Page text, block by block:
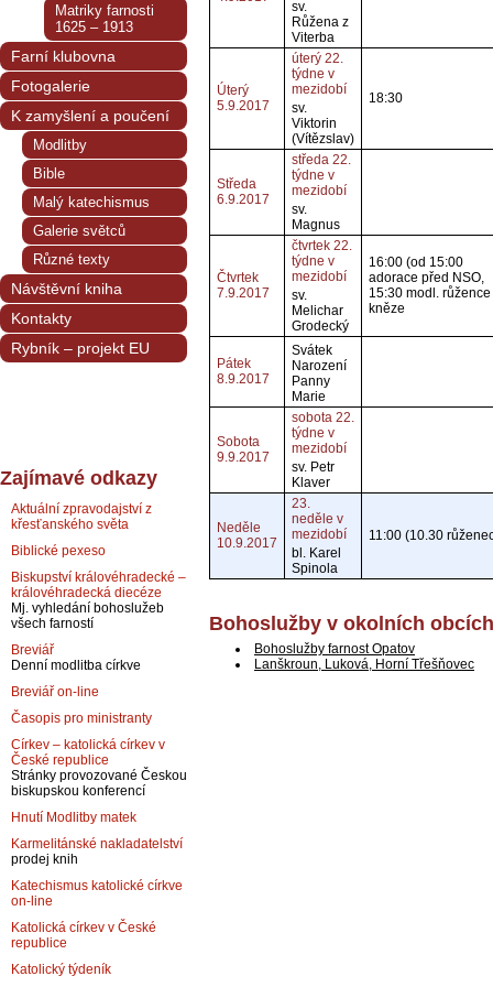
sv.
Růžena z
Viterba
Úterý
5.9.2017
úterý 22.
týdne v
mezidobí
sv.
Viktorin
(Vítězslav)
18:30
Středa
6.9.2017
středa 22.
týdne v
mezidobí
sv.
Magnus
Čtvrtek
7.9.2017
čtvrtek 22.
týdne v
mezidobí
sv.
Melichar
Grodecký
16:00 (od 15:00
adorace před NSO,
15:30 modl.
kněze
Pátek
8.9.2017
Svátek
Narození
Panny
Marie
Sobota
9.9.2017
sobota 22.
týdne v
mezidobí
sv. Petr
Klaver
Neděle
10.9.2017
23.
neděle v
mezidobí
bl. Karel
Spinola
11:00 (10.30
Bohoslužby v okolních obcích
Bohoslužby farnost Opatov
Lanškroun, Luková, Horní Třešňovec
Matriky farnosti
1625 – 1913
Farní klubovna
Fotogalerie
K zamyšlení a poučení
Modlitby
Bible
Malý katechismus
Galerie světců
Různé texty
Návštěvní kniha
Kontakty
Rybník – projekt EU
Zajímavé odkazy
Aktuální zpravodajství z
křesťanského světa
Biblické pexeso
Biskupství královéhradecké –
královéhradecká diecéze
Mj. vyhledání bohoslužeb
všech farností
Breviář
Denní modlitba církve
Breviář on-line
Časopis pro ministranty
Církev – katolická církev v
České republice
Stránky provozované Českou
biskupskou konferencí
Hnutí Modlitby matek
Karmelitánské nakladatelství
prodej knih
Katechismus katolické církve
on-line
Katolická církev v České
republice
Katolický týdeník